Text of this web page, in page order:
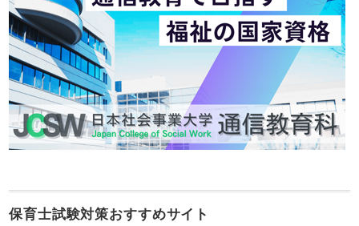
保育士試験対策おすすめサイト